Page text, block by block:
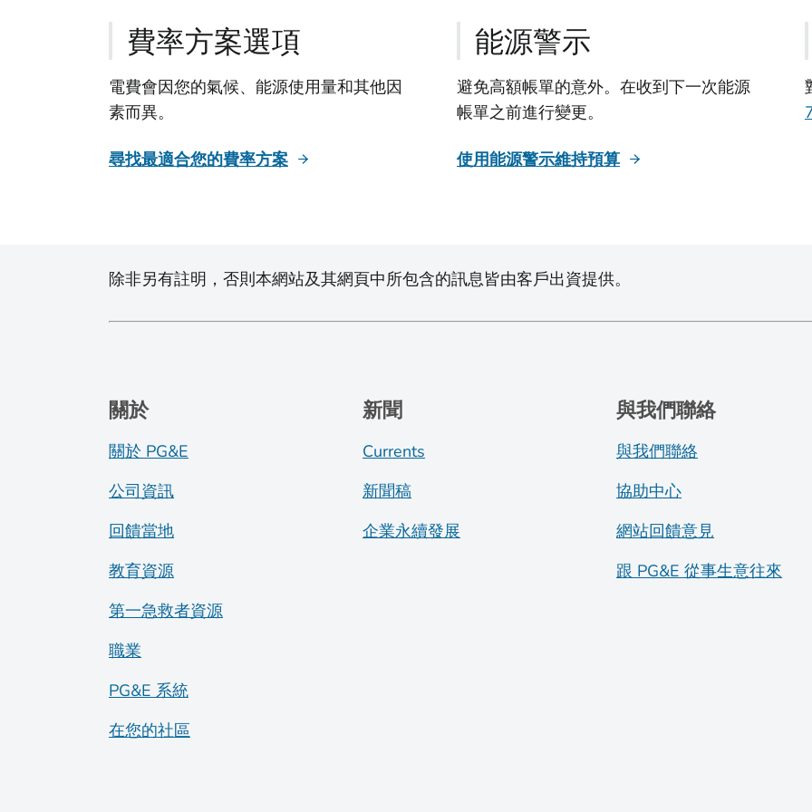
費率方案選項
電費會因您的氣候、能源使用量和其他因
素而異。
尋找最適合您的費率方案
能源警示
避免高額帳單的意外。在收到下一次能源
帳單之前進行變更。
使用能源警示維持預算
除非另有註明，否則本網站及其網頁中所包含的訊息皆由客戶出資提供。
關於
關於 PG&E
公司資訊
回饋當地
教育資源
第一急救者資源
職業
PG&E 系統
在您的社區
新聞
Currents
新聞稿
企業永續發展
與我們聯絡
與我們聯絡
協助中心
網站回饋意見
跟 PG&E 從事生意往來